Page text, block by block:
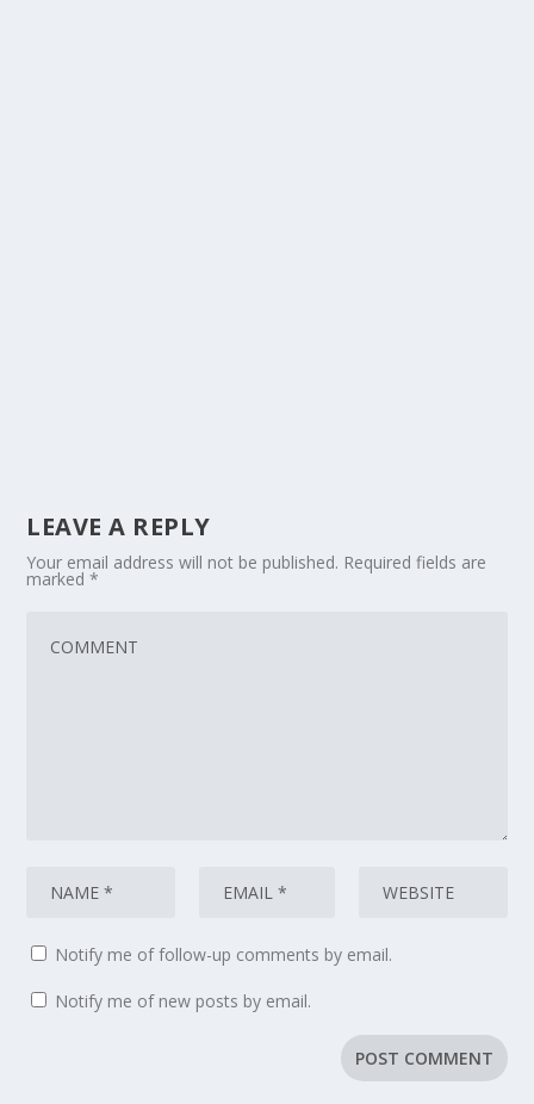
LEAVE A REPLY
Your email address will not be published. Required fields are
marked*
Notify me of follow-up comments by email.
Notify me of new posts by email.